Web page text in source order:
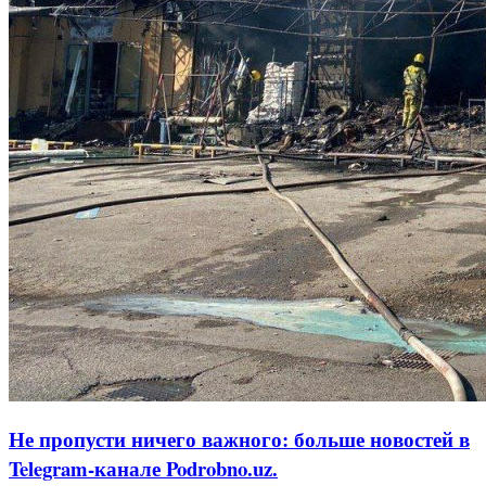
Не пропусти ничего важного: больше новостей в
Telegram-канале Podrobno.uz.